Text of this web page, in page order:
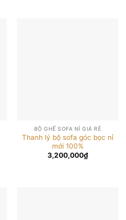
BỘ GHẾ SOFA NỈ GIÁ RẺ
Thanh lý bộ sofa góc bọc nỉ
mới 100%
3,200,000₫